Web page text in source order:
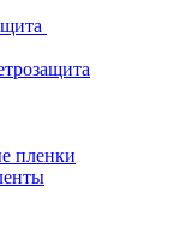
пленки